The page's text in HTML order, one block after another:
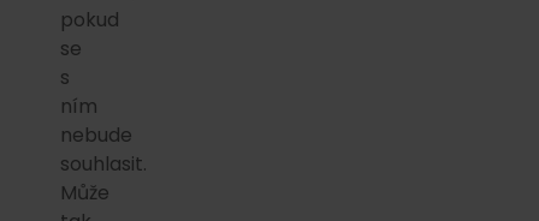
pokud
se
s
ním
nebude
souhlasit.
Může